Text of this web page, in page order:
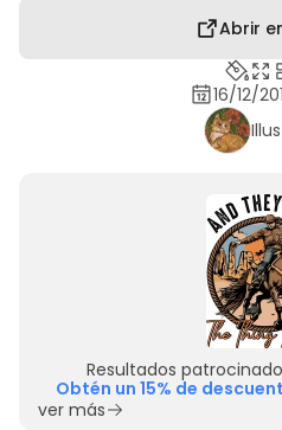
Abrir
16/12/
Resultados
Obtén un 15% de
ver más